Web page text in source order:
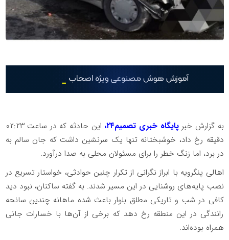
به گزارش خبر پایگاه خبری تصمیم۲۴،
این حادثه که در ساعت ۰۲:۲۳
دقیقه رخ داد، خوشبختانه تنها یک سرنشین داشت که جان سالم به
در برد، اما زنگ خطر را برای مسئولان محلی به صدا درآورد.
اهالی پنگرویه با ابراز نگرانی از تکرار چنین حوادثی، خواستار تسریع در
نصب پایه‌های روشنایی در این مسیر شدند. به گفته ساکنان، نبود دید
کافی در شب و تاریکی مطلق بلوار باعث شده ماهانه چندین سانحه
رانندگی در این منطقه رخ دهد که برخی از آن‌ها با خسارات جانی
همراه بوده‌اند.